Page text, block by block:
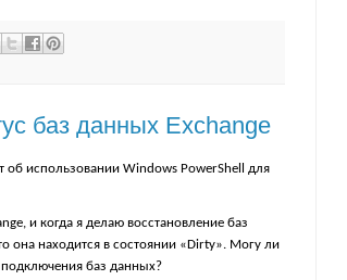
баз данных Exchange
об использовании Windows PowerShell для
и когда я делаю восстановление баз
она находится в состоянии «Dirty». Могу ли
баз данных?